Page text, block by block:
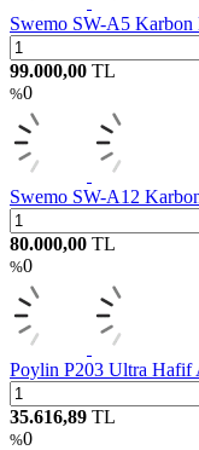
Swemo SW-A5
99.000,00 TL
%0
Swemo SW-A12
80.000,00 TL
%0
Poylin P203 Ultra Hafif
35.616,89 TL
%0